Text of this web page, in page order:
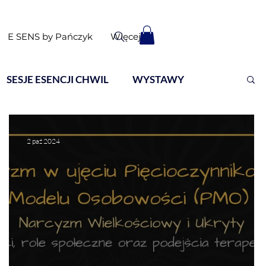
E SENS by Pańczyk Więcej
SESJE ESENCJI CHWIL WYSTAWY
2 paź 2024